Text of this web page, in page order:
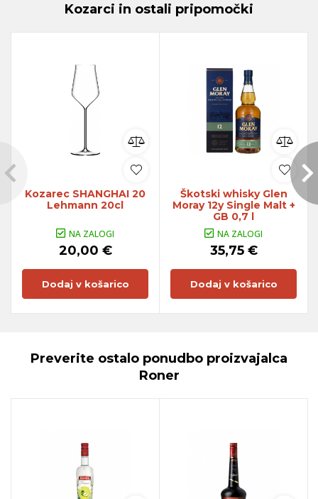
Kozarci in ostali pripomočki
Kozarec SHANGHAI 20
Lehmann 20cl
NA ZALOGI
20,00 €
Dodaj v košarico
Škotski whisky Glen
Moray 12y Single Malt +
GB 0,7 l
NA ZALOGI
35,75 €
Dodaj v košarico
Preverite ostalo ponudbo proizvajalca
Roner